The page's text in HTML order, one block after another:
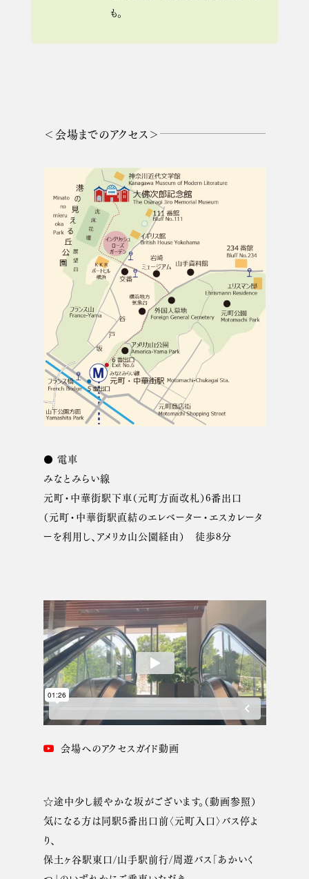
も。
＜会場までのアクセス＞
● 電車
みなとみらい線
元町・中華街駅下車（元町方面改札）6番出口
（元町・中華街駅直結のエレベーター・エスカレータ
ーを利用し、アメリカ山公園経由） 徒歩8分
会場へのアクセスガイド動画
☆途中少し緩やかな坂がございます。（動画参照）
気になる方は同駅5番出口前〈元町入口〉バス停よ
り、
保土ヶ谷駅東口/山手駅前行/周遊バス「あかいく